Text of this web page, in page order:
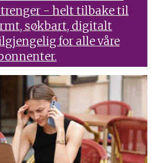
- helt tilbake til
søkbart, digitalt
for alle våre